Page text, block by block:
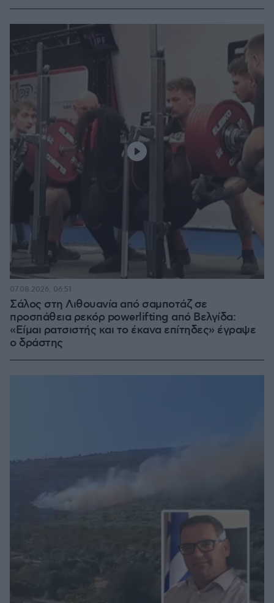
Σάλος στη Λιθουανία από σαμποτάζ σε
προσπάθεια ρεκόρ powerlifting από Βελγίδα:
«Είμαι ρατσιστής και το έκανα επίτηδες» έγραψε
ο δράστης
07.08.2026, 06:51